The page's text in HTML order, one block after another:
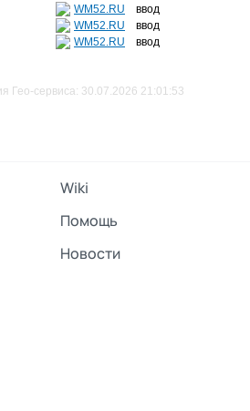
WM52.RU ввод
WM52.RU ввод
WM52.RU ввод
Гео-сервиса: 30.07.2026 21:01:53
Wiki
Помощь
Новости